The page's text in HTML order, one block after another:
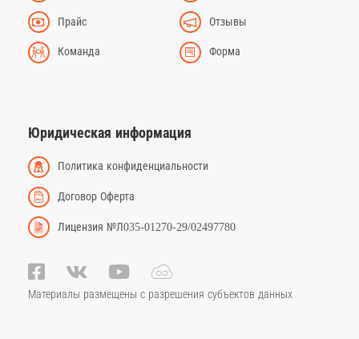
Прайс Отзывы
Команда Форма
Юридическая информация
Политика конфиденциальности
Договор Оферта
Лицензия №Л035-01270-29/02497780
Материалы размещены с разрешения субъектов данных